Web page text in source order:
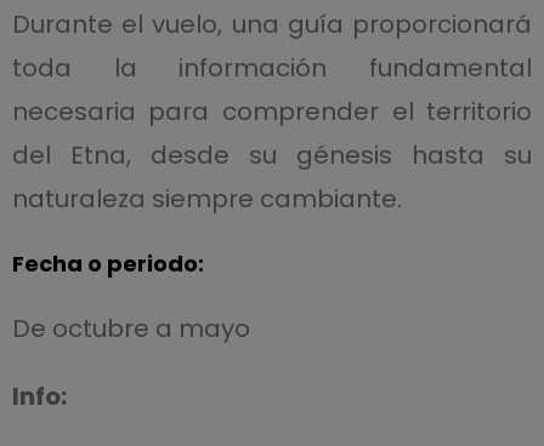
Durante el vuelo, una guía proporcionará
toda la información fundamental
necesaria para comprender el territorio
del Etna, desde su génesis hasta su
naturaleza siempre cambiante.
Fecha o periodo:
De octubre a mayo
Info: